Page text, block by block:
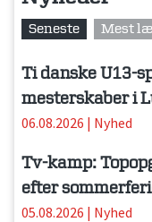
Seneste Mest
Ti danske U13-
mesterskaber i
06.08.2026 | Nyhed
Tv-kamp:
efter
05.08.2026 | Nyhed